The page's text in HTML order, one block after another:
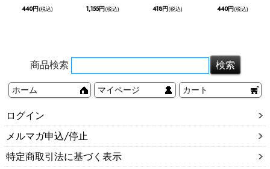
440円(税込) 1,155円(税込) 418円(税込) 440円(税込)
商品検索
ホーム マイページ カート
ログイン
メルマガ申込/停止
特定商取引法に基づく表示